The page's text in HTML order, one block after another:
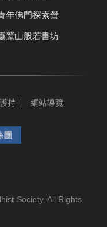
年佛門探索營
鷲山般若書坊
持 網站導覽
Society. All Rights